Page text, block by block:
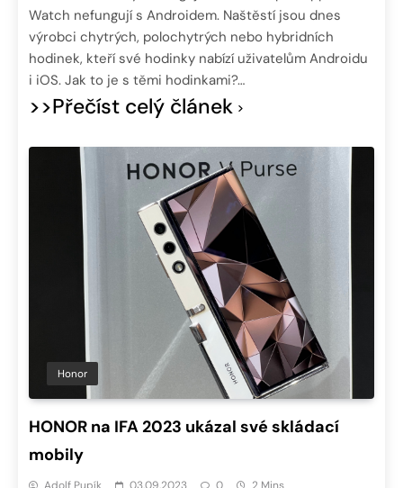
Watch nefungují s Androidem. Naštěstí jsou dnes
výrobci chytrých, polochytrých nebo hybridních
hodinek, kteří své hodinky nabízí uživatelům Androidu
i iOS. Jak to je s těmi hodinkami?…
>>Přečíst celý článek
Honor
HONOR na IFA 2023 ukázal své skládací
mobily